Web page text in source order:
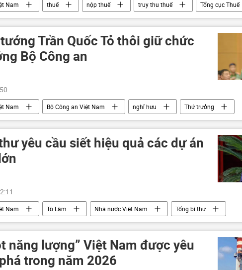
Nam thuế nộp thuế truy thu thuế
Tổng cục Thuế
ngân sách doanh nghiệp
Trần Quốc Tỏ thôi giữ chức
Bộ Công an
Nam Bộ Công an Việt Nam nghỉ hưu
Thứ trưởng
Chính trị nhân sự bổ nhiệm tuyển chọn, bổ nhiệm
yêu cầu siết hiệu quả các dự án
Nam Tô Lâm Nhà nước Việt Nam
Tổng bí thư
Bộ Chính Trị VN Kinh tế chiến lược phát triển kinh tế dự án
năng lượng” Việt Nam được yêu
trong năm 2026